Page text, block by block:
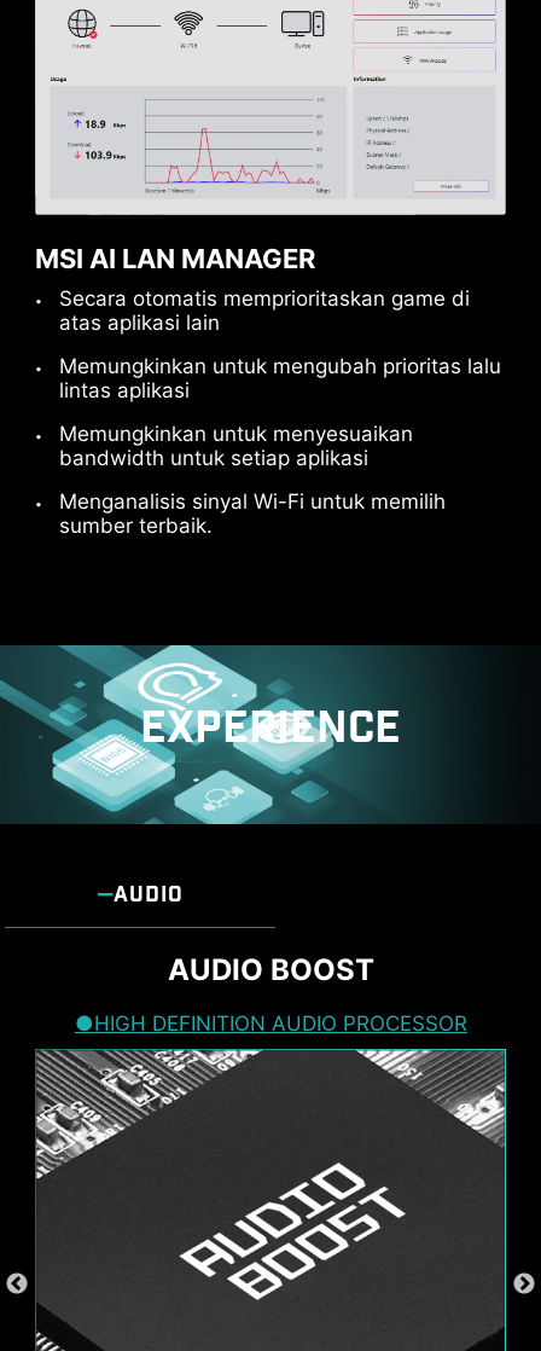
MSI AI LAN MANAGER
Secara otomatis memprioritaskan game di
atas aplikasi lain
Memungkinkan untuk mengubah prioritas lalu
lintas aplikasi
Memungkinkan untuk menyesuaikan
bandwidth untuk setiap aplikasi
Menganalisis sinyal Wi-Fi untuk memilih
sumber terbaik.
Connect multiple Thunderbolt™ devices in a
daisy chain, allowing data, power, and video
signals to flow from the computer to up to five
accessories. Alternatively, use a Thunderbolt™
computer.
Setujui cookie YouTube untuk menonton video ini.
Setujui cookie YouTube untuk menonton video ini.
Setujui dan tonton
SIAP UNTUK MASA DEPAN -
THUNDERBOLT 5 READY
Menghadirkan total transmisi bandwidth hingga
160 Gbps untuk perangkat dan drive
berkecepatan super terbaru. Port dapat
digunakan untuk beberapa layar 8K eksternal,
*Kartu MSI THUNDERBOLTM5 hanya untuk tujuan
EXPERIENCE
AUDIO
AUDIO BOOST
HIGH DEFINITION AUDIO PROCESSOR